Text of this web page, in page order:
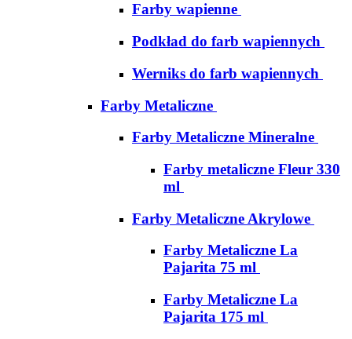
Farby wapienne
Podkład do farb wapiennych
Werniks do farb wapiennych
Farby Metaliczne
Farby Metaliczne Mineralne
Farby metaliczne Fleur 330
ml
Farby Metaliczne Akrylowe
Farby Metaliczne La
Pajarita 75 ml
Farby Metaliczne La
Pajarita 175 ml